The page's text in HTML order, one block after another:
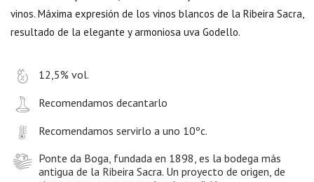
vinos. Máxima expresión de los vinos blancos de la Ribeira Sacra,
resultado de la elegante y armoniosa uva Godello.
12,5% vol.
Recomendamos decantarlo
Recomendamos servirlo a uno 10ºc.
Ponte da Boga, fundada en 1898, es la bodega más
antigua de la Ribeira Sacra. Un proyecto de origen, de